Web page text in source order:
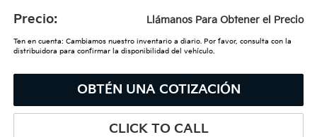
Precio: Llámanos Para Obtener el Precio
Ten en cuenta: Cambiamos nuestro inventario a diario. Por favor, consulta con la
distribuidora para confirmar la disponibilidad del vehículo.
OBTÉN UNA COTIZACIÓN
CLICK TO CALL